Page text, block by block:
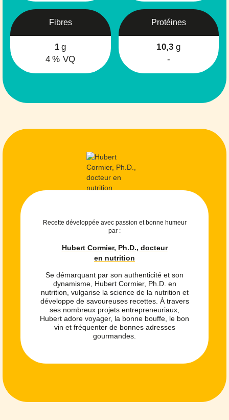
Fibres
1 g
4 % VQ
Protéines
10,3 g
-
Recette développée avec passion et bonne humeur
par :
Hubert Cormier, Ph.D., docteur
en nutrition
Se démarquant par son authenticité et son
dynamisme, Hubert Cormier, Ph.D. en
nutrition, vulgarise la science de la nutrition et
développe de savoureuses recettes. À travers
ses nombreux projets entrepreneuriaux,
Hubert adore voyager, la bonne bouffe, le bon
vin et fréquenter de bonnes adresses
gourmandes.